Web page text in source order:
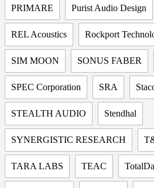
PRIMARE Purist Audio Design
REL Acoustics Rockport
SIM MOON SONUS FABER
SPEC Corporation SRA
STEALTH AUDIO Stendhal
SYNERGISTIC RESEARCH
TARA LABS TEAC